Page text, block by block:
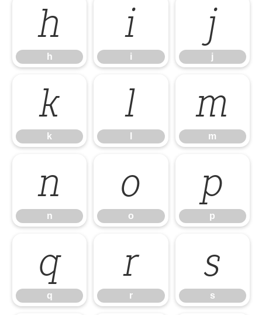
h
h
i
i
j
j
k
k
l m
m
n
n
o
o
p
p
q
q
r
r
s
s